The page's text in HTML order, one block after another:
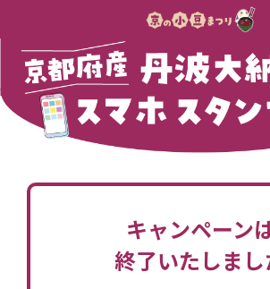
キャンペーン
終了いたしまし